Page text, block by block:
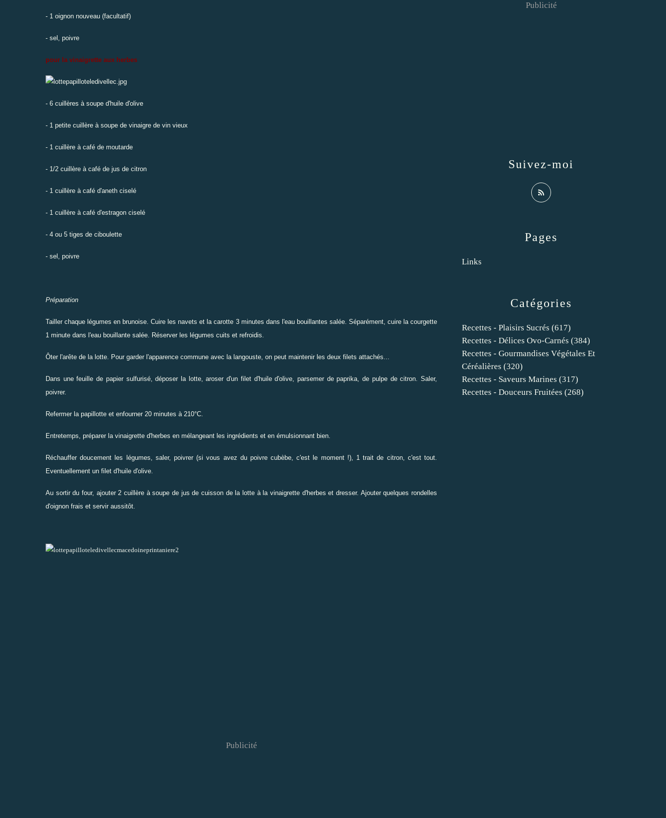
- 1 oignon nouveau (facultatif)
- sel, poivre
pour la vinaigrette aux herbes
- 6 cuillères à soupe d'huile d'olive
- 1 petite cuillère à soupe de vinaigre de vin vieux
- 1 cuillère à café de moutarde
- 1/2 cuillère à café de jus de citron
- 1 cuillère à café d'aneth ciselé
- 1 cuillère à café d'estragon ciselé
- 4 ou 5 tiges de ciboulette
- sel, poivre
Préparation
Tailler chaque légumes en brunoise. Cuire les navets et la carotte 3 minutes dans l'eau bouillantes salée. Séparément, cuire la courgette
1 minute dans l'eau bouillante salée. Réserver les légumes cuits et refroidis.
Ôter l'arête de la lotte. Pour garder l'apparence commune avec la langouste, on peut maintenir les deux filets attachés...
Dans une feuille de papier sulfurisé, déposer la lotte, aroser d'un filet d'huile d'olive, parsemer de paprika, de pulpe de citron. Saler,
poivrer.
Refermer la papillotte et enfourner 20 minutes à 210°C.
Entretemps, préparer la vinaigrette d'herbes en mélangeant les ingrédients et en émulsionnant bien.
Réchauffer doucement les légumes, saler, poivrer (si vous avez du poivre cubèbe, c'est le moment !), 1 trait de citron, c'est tout.
Eventuellement un filet d'huile d'olive.
Au sortir du four, ajouter 2 cuillère à soupe de jus de cuisson de la lotte à la vinaigrette d'herbes et dresser. Ajouter quelques rondelles
d'oignon frais et servir aussitôt.
Publicité
Catégories
Recettes - Plaisirs Sucrés (617)
Recettes - Délices Ovo-Carnés (384)
Recettes - Gourmandises Végétales Et
Céréalières (320)
Recettes - Saveurs Marines (317)
Recettes - Douceurs Fruitées (268)
Pages
Links
Suivez-moi
Publicité